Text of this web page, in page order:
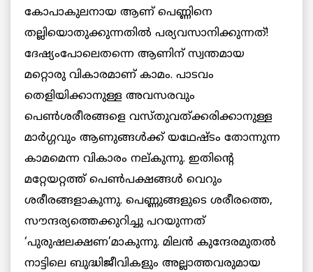
കോപാകുലനായ ആണ് പെണ്ണിനെ
തല്ലിയൊതുക്കുന്നതില്‍ പര്യവസാനിക്കുന്നത്!
ദേഷ്യംപോലെതന്നെ ആണിന് സ്വന്തമായ
മറ്റൊരു വികാരമാണ് കാമം. പാടവം
തെളിയിക്കാനുള്ള അവസരവും
പെണ്‍ശരീരങ്ങളെ വസ്തുവത്ക്കരിക്കാനുള്ള
മാര്‍ഗ്ഗവും ആണുങ്ങള്‍ക്ക് യഥേഷ്ടം തോന്നുന്ന
കാമമെന്ന വികാരം നല്കുന്നു. ഇതിന്റെ
മറ്റേയറ്റത്ത് പെണ്‍പക്ഷങ്ങള്‍ വെറും
ശരീരങ്ങളാകുന്നു. പെണ്ണുങ്ങളുടെ ശരീരത്തെ,
സൗന്ദര്യത്തെക്കുറിച്ചു പറയുന്നത്
‘പുരുഷലക്ഷണ’മാകുന്നു. മിലന്‍ കുന്ദേരമുതല്‍
നാട്ടിലെ ബുദ്ധിജീവികളും അല്ലാത്തവരുമായ